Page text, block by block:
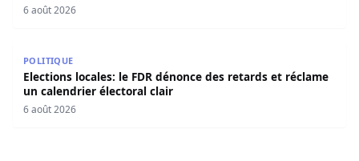
6 août 2026
POLITIQUE
Elections locales: le FDR dénonce des retards et réclame
un calendrier électoral clair
6 août 2026